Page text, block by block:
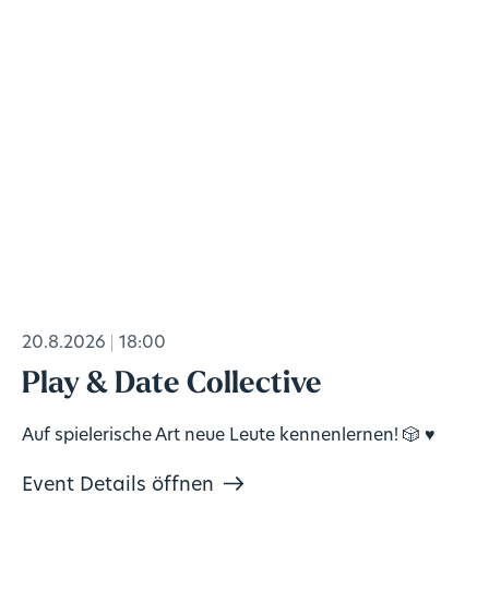
20.8.2026 18:00
Play & Date Collective
Auf spielerische Art neue Leute kennenlernen! 🎲 ♥️
Event Details öffnen